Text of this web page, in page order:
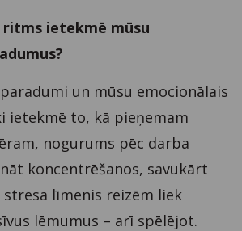
ritms ietekmē mūsu
un mūsu emocionālais
ietekmē to, kā pieņemam
nogurums pēc darba
koncentrēšanos, savukārt
līmenis reizēm liek
lēmumus – arī spēlējot.